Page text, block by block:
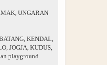
UNGARAN
KENDAL,
JOGJA, KUDUS,
playground